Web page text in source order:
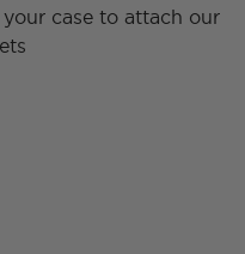
case to attach our